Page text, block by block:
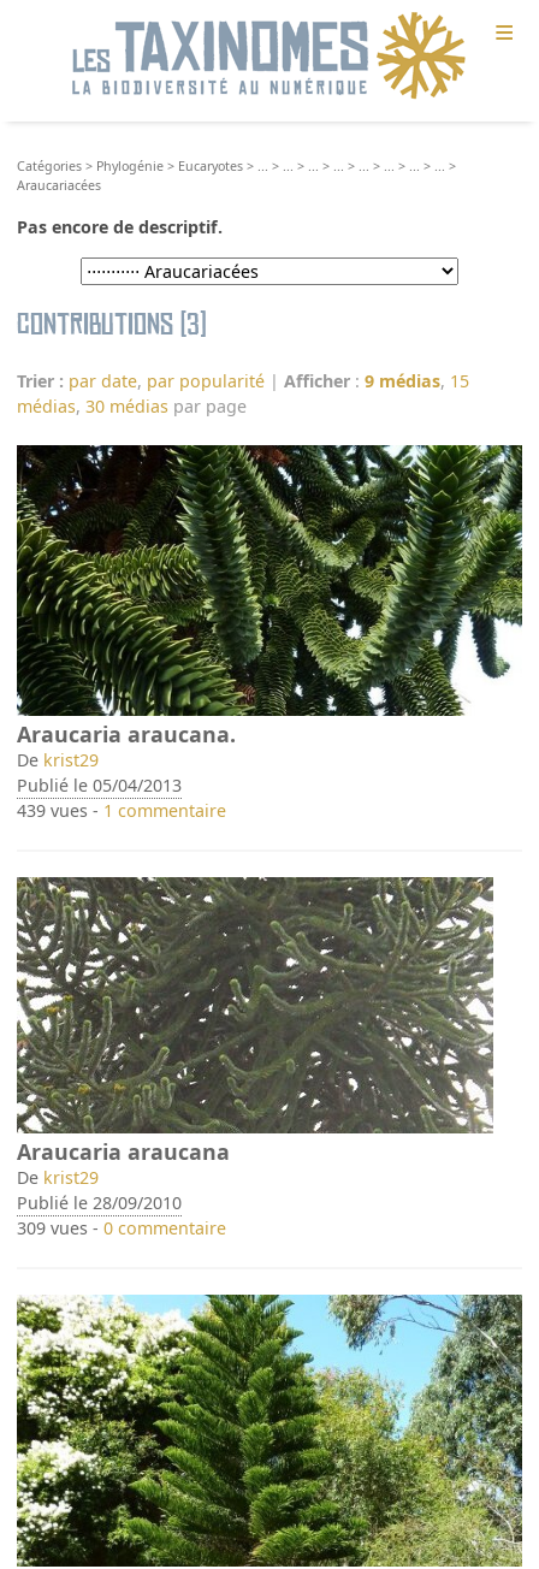
≡
Catégories > Phylogénie > Eucaryotes > > > > > > > >
>
Araucariacées
Pas encore de descriptif.
Contributions (3)
Trier : par date, par popularité |Afficher :9 médias, 15
médias,30 médias par page
Araucaria araucana.
De krist29
Publié le 05/04/2013
439 vues - 1 commentaire
Araucaria araucana
De krist29
Publié le 28/09/2010
309 vues -0 commentaire